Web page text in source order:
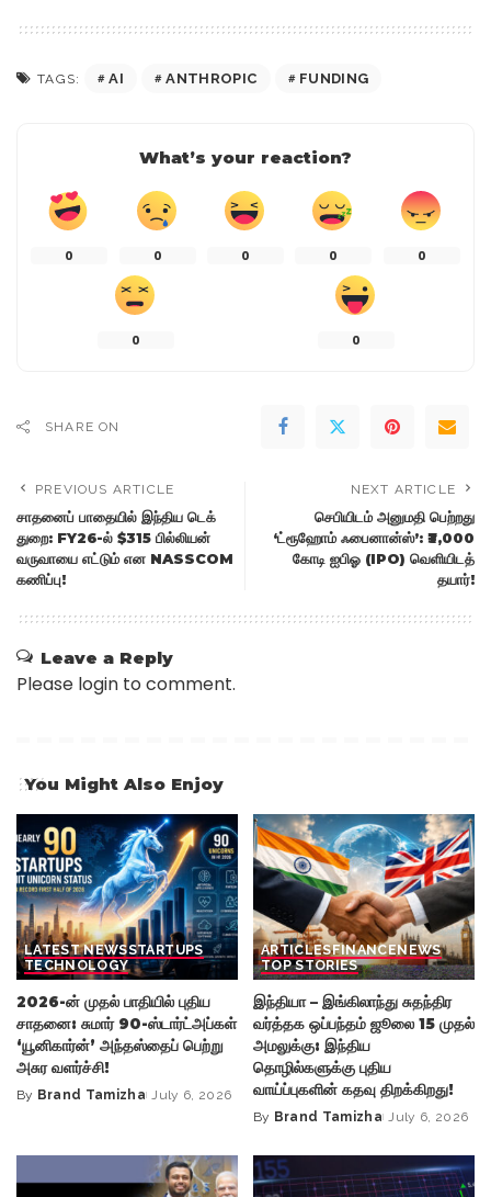
TAGS: AI ANTHROPIC FUNDING
What’s your reaction?
0 0 0 0 0
0 0
SHARE ON
PREVIOUS ARTICLE
சாதனைப் பாதையில் இந்திய டெக்
துறை: FY26-ல் $315 பில்லியன்
வருவாயை எட்டும் என NASSCOM
கணிப்பு!
NEXT ARTICLE
செபியிடம் அனுமதி பெற்றது
‘ட்ரூஹோம் ஃபைனான்ஸ்’: ₹3,000
கோடி ஐபிஓ (IPO) வெளியிடத்
தயார்!
Leave a Reply
Please login to comment.
You Might Also Enjoy
LATEST NEWSSTARTUPS
TECHNOLOGY
2026-ன் முதல் பாதியில் புதிய
சாதனை: சுமார் 90-ஸ்டார்ட்அப்கள்
‘யூனிகார்ன்’ அந்தஸ்தைப் பெற்று
அசுர வளர்ச்சி!
Posted
By Brand Tamizha July 6, 2026
ARTICLESFINANCENEWS
TOP STORIES
இந்தியா – இங்கிலாந்து சுதந்திர
வர்த்தக ஒப்பந்தம் ஜூலை 15 முதல்
அமலுக்கு: இந்திய
தொழில்களுக்கு புதிய
வாய்ப்புகளின் கதவு திறக்கிறது!
Posted
By Brand Tamizha July 6, 2026